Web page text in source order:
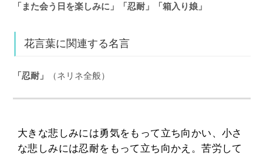
「また会う日を楽しみに」「忍耐」「箱入り娘」
花言葉に関連する名言
「忍耐」 （ネリネ全般）
大きな悲しみには勇気をもって立ち向かい、小さ
な悲しみには忍耐をもって立ち向かえ。苦労して